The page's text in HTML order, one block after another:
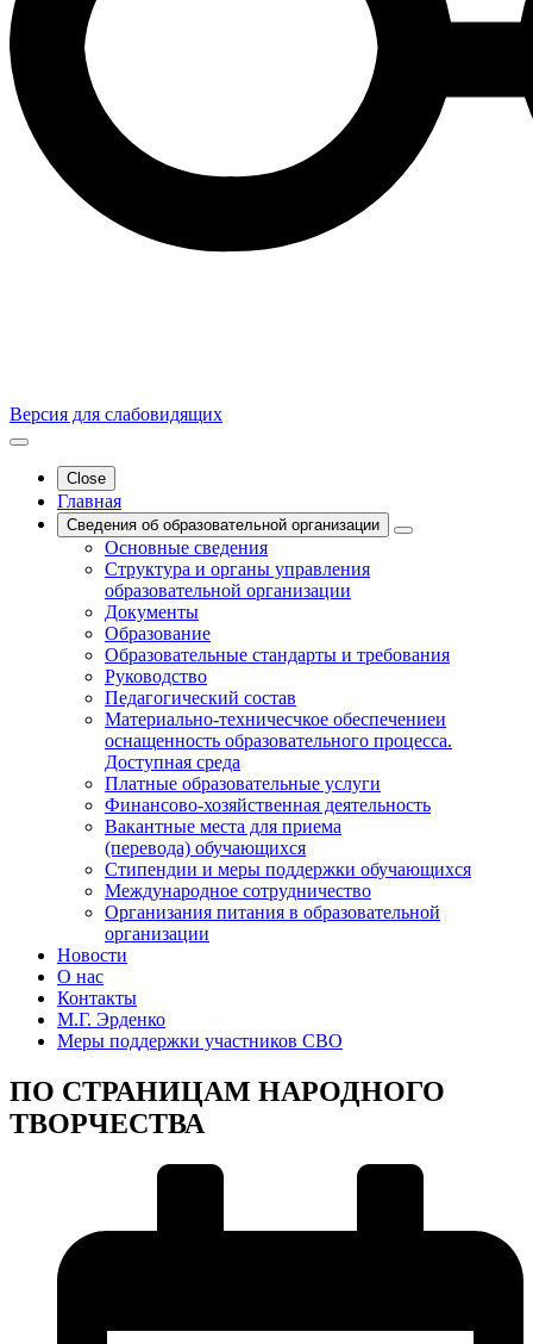
Версия для слабовидящих
Close
Главная
Сведения об образовательной организации
Основные сведения
Структура и органы управления
образовательной организации
Документы
Образование
Образовательные стандарты и требования
Руководство
Педагогический состав
Материально-техничесчкое обеспечениеи
оснащенность образовательного процесса.
Доступная среда
Платные образовательные услуги
Финансово-хозяйственная деятельность
Вакантные места для приема
(перевода) обучающихся
Стипендии и меры поддержки обучающихся
Международное сотрудничество
Организания питания в образовательной
организации
Новости
О нас
Контакты
М.Г. Эрденко
Меры поддержки участников СВО
ПО СТРАНИЦАМ НАРОДНОГО
ТВОРЧЕСТВА